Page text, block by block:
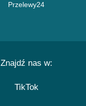
Przelewy24
Znajdź nas w:
TikTok